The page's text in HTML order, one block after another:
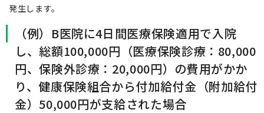
発生します。
（例）B医院に4日間医療保険適用で入院
し、総額100,000円（医療保険診療：80,000
円、保険外診療：20,000円）の費用がかか
り、健康保険組合から付加給付金（附加給付
金）50,000円が支給された場合